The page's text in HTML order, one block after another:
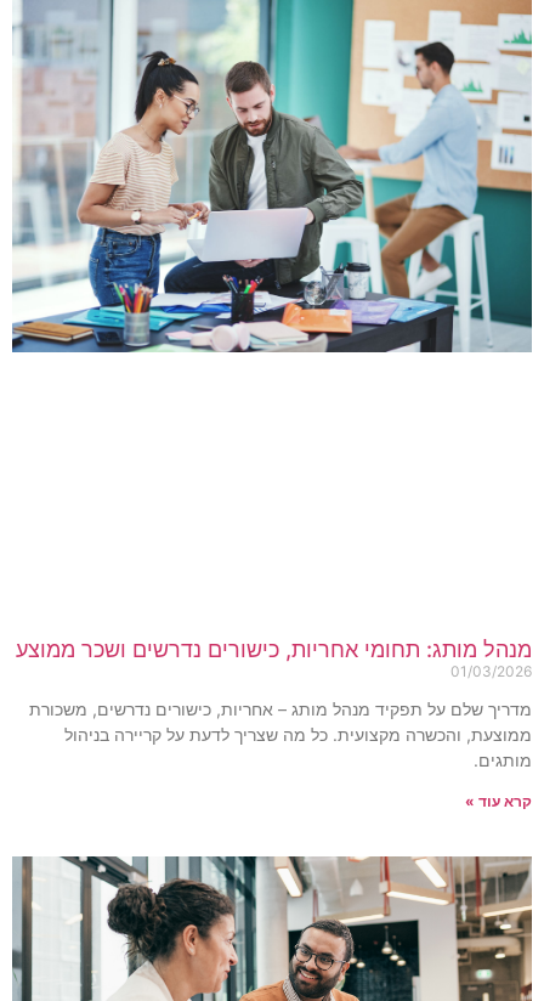
מותג: תחומי אחריות, כישורים נדרשים ושכר ממוצע
01/03/
שלם על תפקיד מנהל מותג – אחריות, כישורים נדרשים, משכורת
והכשרה מקצועית. כל מה שצריך לדעת על קריירה בניהול
עוד »